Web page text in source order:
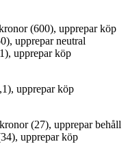
(600), upprepar köp
upprepar neutral
upprepar köp
upprepar köp
(27), upprepar behåll
upprepar köp